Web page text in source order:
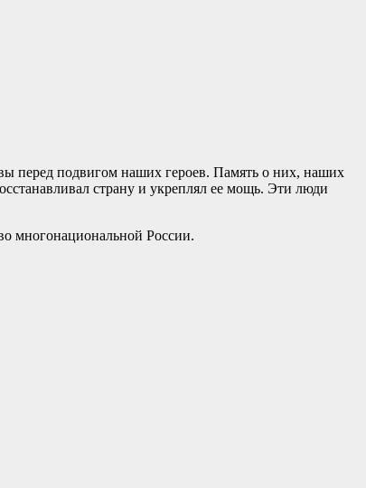
перед подвигом наших героев. Память о них, наших
страну и укреплял ее мощь. Эти люди
многонациональной России.